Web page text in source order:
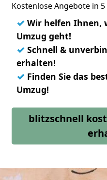
Kostenlose Angebote in 5
✓ Wir helfen Ihnen,
Umzug geht!
✓ Schnell &
erhalten!
✓ Finden Sie das
Umzug!
blitzschnell